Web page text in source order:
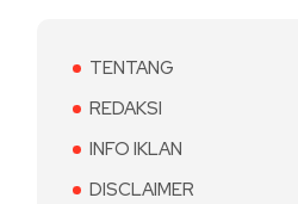
TENTANG
REDAKSI
INFO IKLAN
DISCLAIMER